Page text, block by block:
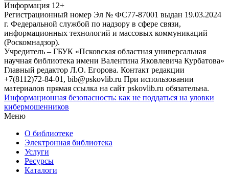
Информация 12+
Регистрационный номер Эл № ФС77-87001 выдан 19.03.2024
г. Федеральной службой по надзору в сфере связи,
информационных технологий и массовых коммуникаций
(Роскомнадзор).
Учредитель – ГБУК «Псковская областная универсальная
научная библиотека имени Валентина Яковлевича Курбатова»
Главный редактор Л.О. Егорова. Контакт редакции
+7(8112)72-84-01, bib@pskovlib.ru При использовании
материалов прямая ссылка на сайт pskovlib.ru обязательна.
Информационная безопасность: как не поддаться на уловки
кибермошенников
Меню
О библиотеке
Электронная библиотека
Услуги
Ресурсы
Каталоги